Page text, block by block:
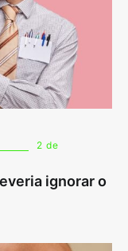
2 de
ignorar o